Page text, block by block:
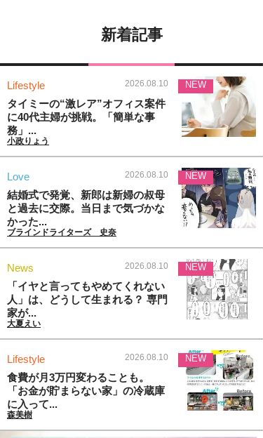
新着記事
Lifestyle 2026.08.10
タイミーの“激レア”オフィス案件
に40代主婦が挑戦。「簡単な事
務」...
小政りょう
NEW
Love 2026.08.10
結婚式で発覚、新郎は新婦の叔母
と過去に交際。当日まで気づかな
かった...
ブラインドライターズ 史奈
NEW
News 2026.08.10
「イヤと言ってもやめてくれない
人」は、どうして生まれる？ 専門
家が...
大夏えい
NEW
Lifestyle 2026.08.10
食費が月3万円変わることも。
「お金が貯まらない家」の冷蔵庫
に入って...
森美樹
NEW